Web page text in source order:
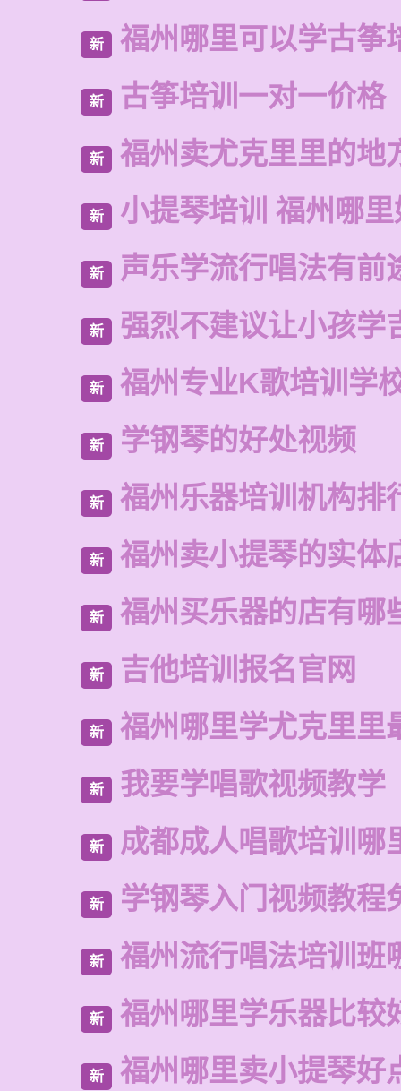
新 福州哪里可以学古筝
新 古筝培训一对一价格
新 福州卖尤克里里的地
新 小提琴培训 福州哪
新 声乐学流行唱法有前
新 强烈不建议让小孩学
新 福州专业K歌培训学
新 学钢琴的好处视频
新 福州乐器培训机构排
新 福州卖小提琴的实体
新 福州买乐器的店有哪
新 吉他培训报名官网
新 福州哪里学尤克里里
新 我要学唱歌视频教学
新 成都成人唱歌培训哪
新 学钢琴入门视频教程
新 福州流行唱法培训班
新 福州哪里学乐器比较
新 福州哪里卖小提琴好